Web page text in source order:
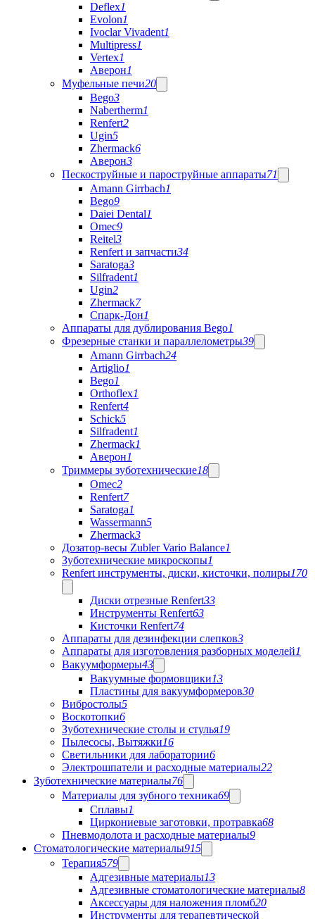
Deflex1
Evolon1
Ivoclar Vivadent1
Multipress1
Vertex1
Аверон1
Муфельные печи20
Bego3
Nabertherm1
Renfert2
Ugin5
Zhermack6
Аверон3
Пескоструйные и пароструйные аппараты71
Amann Girrbach1
Bego9
Daiei Dental1
Omec9
Reitel3
Renfert и запчасти34
Saratoga3
Silfradent1
Ugin2
Zhermack7
Спарк-Дон1
Аппараты для дублирования Bego1
Фрезерные станки и параллелометры39
Amann Girrbach24
Artiglio1
Bego1
Orthoflex1
Renfert4
Schick5
Silfradent1
Zhermack1
Аверон1
Триммеры зуботехнические18
Omec2
Renfert7
Saratoga1
Wassermann5
Zhermack3
Дозатор-весы Zubler Vario Balance1
Зуботехнические микроскопы1
Renfert инструменты, диски, кисточки, полиры170
Диски отрезные Renfert33
Инструменты Renfert63
Кисточки Renfert74
Аппараты для дезинфекции слепков3
Аппараты для изготовления разборных моделей1
Вакуумформеры43
Вакуумные формовщики13
Пластины для вакуумформеров30
Вибростолы5
Воскотопки6
Зуботехнические столы и стулья19
Пылесосы, Вытяжки16
Светильники для лаборатории6
Электрошпатели и расходные материалы22
Зуботехнические материалы76
Материалы для зубного техника69
Сплавы1
Циркониевые заготовки, протравка68
Пневмодолота и расходные материалы9
Стоматологические материалы915
Терапия579
Адгезивные материалы13
Адгезивные стоматологические материалы8
Аксессуары для наложения пломб20
Инструменты для терапевтической